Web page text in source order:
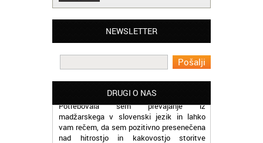
NEWSLETTER
DRUGI O NAS
Lahko pohvalim vse zaposlene v Akademiji
Martina iz Bleda:
Potrebovala sem prevajanje iz
madžarskega v slovenski jezik in lahko
vam rečem, da sem pozitivno presenečena
nad hitrostjo in kakovostjo storitve
prevajalcev Akademije Oxford.